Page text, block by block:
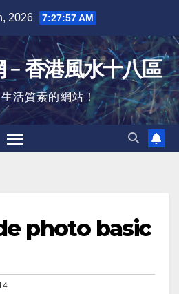
2026 7:27:57 AM
香港風水十八區
活質素的網站！
photo basic